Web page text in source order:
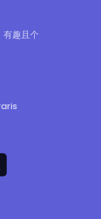
有趣且个